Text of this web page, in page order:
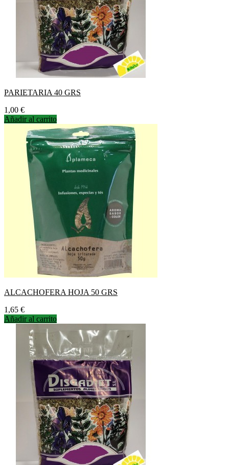
PARIETARIA 40 GRS
Precio
1,00 €
Añadir al carrito
ALCACHOFERA HOJA 50 GRS
Precio
1,65 €
Añadir al carrito